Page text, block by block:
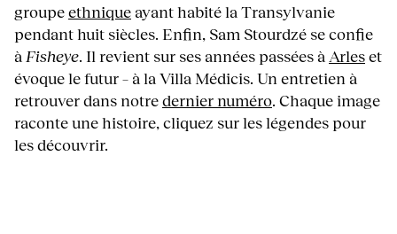
groupeethnique ayant habité la Transylvanie
pendant huit siècles. Enfin, Sam Stourdzé se confie
à Fisheye. Il revient sur ses années passées à Arleset
évoque le futur – à la Villa Médicis. Un entretien à
retrouver dans notredernier numéro. Chaque image
raconte une histoire, cliquez sur les légendes pour
les découvrir.